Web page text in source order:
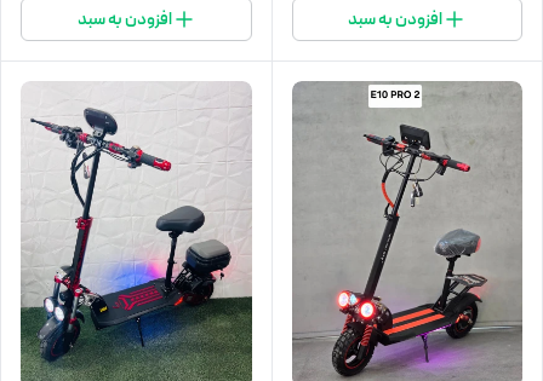
افزودن به سبد افزودن به سبد